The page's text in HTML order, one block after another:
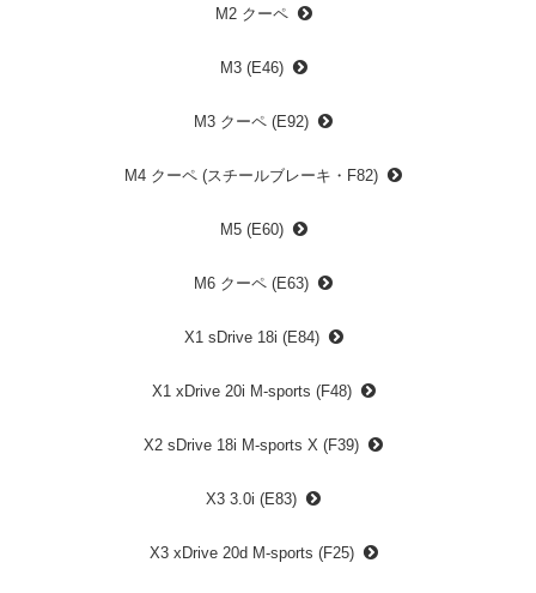
M2 クーペ
M3 (E46)
M3 クーペ (E92)
M4 クーペ (スチールブレーキ・F82)
M5 (E60)
M6 クーペ (E63)
X1 sDrive 18i (E84)
X1 xDrive 20i M-sports (F48)
X2 sDrive 18i M-sports X (F39)
X3 3.0i (E83)
X3 xDrive 20d M-sports (F25)